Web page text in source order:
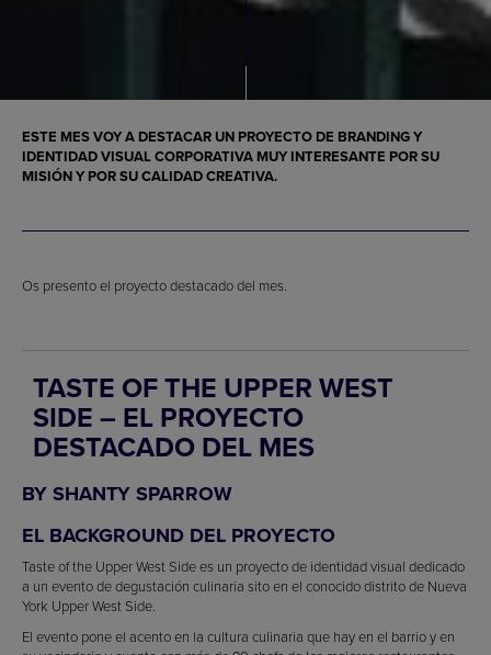
ESTE MES VOY A DESTACAR UN PROYECTO DE BRANDING Y
IDENTIDAD VISUAL CORPORATIVA MUY INTERESANTE POR SU
MISIÓN Y POR SU CALIDAD CREATIVA.
Os presento el proyecto destacado del mes.
TASTE OF THE UPPER WEST
SIDE – EL PROYECTO
DESTACADO DEL MES
BY SHANTY SPARROW
EL BACKGROUND DEL PROYECTO
Taste of the Upper West Side es un proyecto de identidad visual dedicado
a un evento de degustación culinaria sito en el conocido distrito de Nueva
York Upper West Side.
El evento pone el acento en la cultura culinaria que hay en el barrio y en